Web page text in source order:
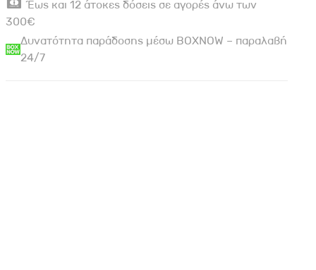
Έως και 12 άτοκες δόσεις σε αγορές άνω των
300€
Δυνατότητα παράδοσης μέσω BOXNOW – παραλαβή
24/7